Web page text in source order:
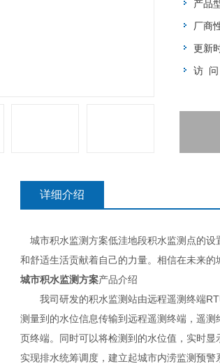
产品
厂商
更新
访 问
详细介绍
城市积水监测方案低洼地段积水监测点的设
和舒适生活贡献着自己的力量。相信在未来
城市积水监测方案产品介绍
我司研发的积水监测站由远程遥测终端
测量到的水位信息传输到远程遥测终端，遥
页终端。同时可以将检测到的水位值，实时
实现排水统筹调度，建立起城市内涝监测预警